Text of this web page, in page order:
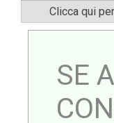
Clicca qui
SE